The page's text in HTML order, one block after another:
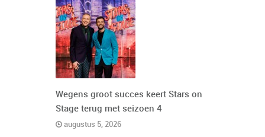
Wegens groot succes keert Stars on
Stage terug met seizoen 4
augustus 5, 2026